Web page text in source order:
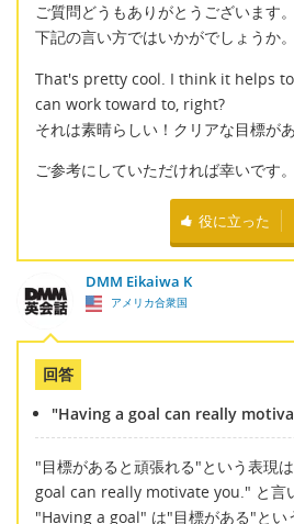
ご質問どうもありがとうございます。
下記の言い方ではいかがでしょうか。
That's pretty cool. I think it helps
can work toward to, right?
それは素晴らしい！クリアな目標が
ご参考にしていただければ幸いです。
役に立った
DMM Eikaiwa K
アメリカ合衆国
回答
"Having a goal can really
"目標があると頑張れる"という表現
goal can really motivate you." と言
"Having a goal" は"目標がある"と